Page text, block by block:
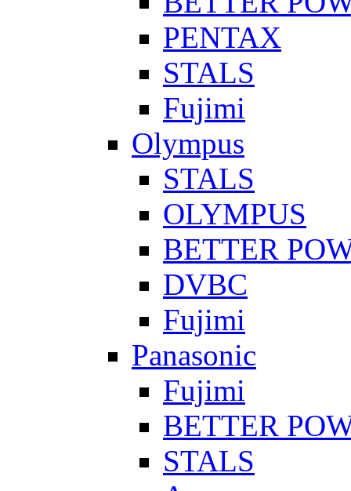
PENTAX
STALS
Fujimi
Olympus
STALS
OLYMPUS
BETTER
DVBC
Fujimi
Panasonic
Fujimi
BETTER
STALS